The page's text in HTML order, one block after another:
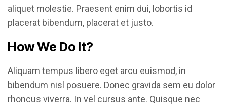
aliquet molestie. Praesent enim dui, lobortis id
placerat bibendum, placerat et justo.
How We Do It?
Aliquam tempus libero eget arcu euismod, in
bibendum nisl posuere. Donec gravida sem eu dolor
rhoncus viverra. In vel cursus ante. Quisque nec